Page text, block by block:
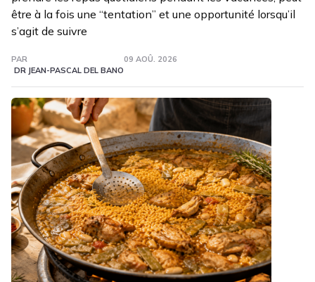
être à la fois une “tentation” et une opportunité lorsqu’il
s’agit de suivre
PAR
DR JEAN-PASCAL DEL BANO
09 AOÛ. 2026